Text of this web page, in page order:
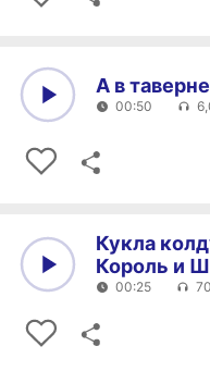
А в
00:50
Кукла
Король и
00:25